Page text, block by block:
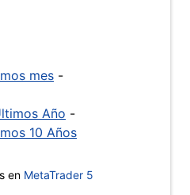
mes -
Año -
10 Años
en MetaTrader 5